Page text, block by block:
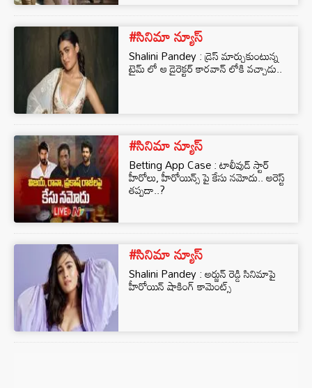
#సినిమా న్యూస్
Shalini Pandey : డ్రెస్ మార్చుకుంటున్న
టైమ్ లో ఆ డైరెక్టర్ కారవాన్ లోకి వచ్చాడు..
#సినిమా న్యూస్
Betting App Case : టాలీవుడ్ స్టార్
హీరోలు, హీరోయిన్స్ పై కేసు నమోదు.. అరెస్ట్
తప్పదా..?
#సినిమా న్యూస్
Shalini Pandey : అర్జున్ రెడ్డి సినిమాపై
హీరోయిన్ షాకింగ్ కామెంట్స్